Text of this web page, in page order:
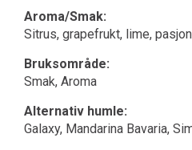
Aroma/Smak:
Sitrus, grapefrukt, lime,
Bruksområde:
Smak, Aroma
Alternativ humle:
Galaxy, Mandarina Bavaria,